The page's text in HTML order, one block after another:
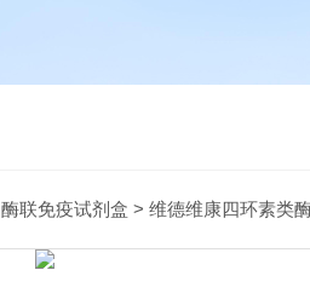
酶联免疫试剂盒 > 维德维康四环素类